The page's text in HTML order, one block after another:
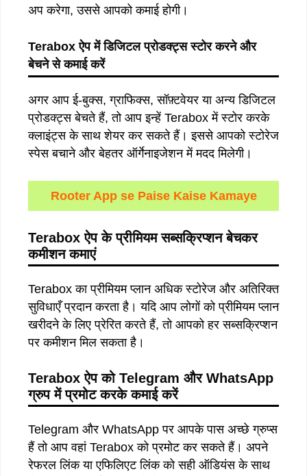
अप करेगा, उससे आपको कमाई होगी।
Terabox ऐप में डिजिटल प्रोडक्ट्स स्टोर करने और
बेचने से कमाई करें
अगर आप ई-बुक्स, ग्राफिक्स, सॉफ़्टवेयर या अन्य डिजिटल
प्रोडक्ट्स बेचते हैं, तो आप इन्हें Terabox में स्टोर करके
क्लाइंट्स के साथ शेयर कर सकते हैं। इससे आपको स्टोरेज
स्पेस बचाने और बेहतर ऑर्गेनाइजेशन में मदद मिलेगी।
Rooter App se Paise Kaise Kamaye
Terabox ऐप के प्रीमियम सब्सक्रिप्शन बेचकर
कमीशन कमाएं
Terabox का प्रीमियम प्लान अधिक स्टोरेज और अतिरिक्त
सुविधाएँ प्रदान करता है। यदि आप लोगों को प्रीमियम प्लान
खरीदने के लिए प्रेरित करते हैं, तो आपको हर सब्सक्रिप्शन
पर कमीशन मिल सकता है।
Terabox ऐप को Telegram और WhatsApp
ग्रुप में प्रमोट करके कमाई करें
Telegram और WhatsApp पर आपके पास अच्छे ग्रुप्स
हैं तो आप वहां Terabox को प्रमोट कर सकते हैं। अपने
रेफरल लिंक या एफिलिएट लिंक को सही ऑडियंस के साथ